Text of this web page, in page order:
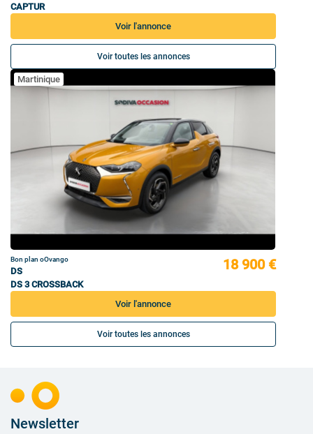
CAPTUR
Voir l'annonce
Voir toutes les annonces
Martinique
Bon plan oOvango
DS
DS 3 CROSSBACK
18 900 €
Voir l'annonce
Voir toutes les annonces
Newsletter